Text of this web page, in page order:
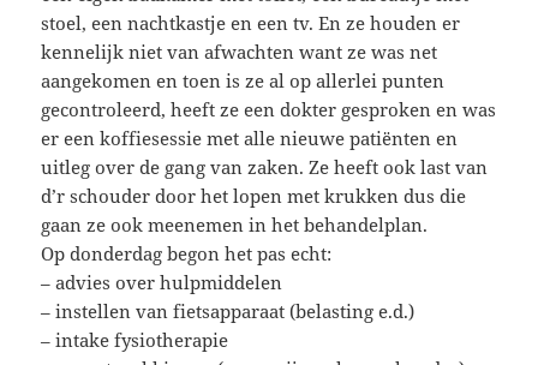
stoel, een nachtkastje en een tv. En ze houden er
kennelijk niet van afwachten want ze was net
aangekomen en toen is ze al op allerlei punten
gecontroleerd, heeft ze een dokter gesproken en was
er een koffiesessie met alle nieuwe patiënten en
uitleg over de gang van zaken. Ze heeft ook last van
d’r schouder door het lopen met krukken dus die
gaan ze ook meenemen in het behandelplan.
Op donderdag begon het pas echt:
– advies over hulpmiddelen
– instellen van fietsapparaat (belasting e.d.)
– intake fysiotherapie